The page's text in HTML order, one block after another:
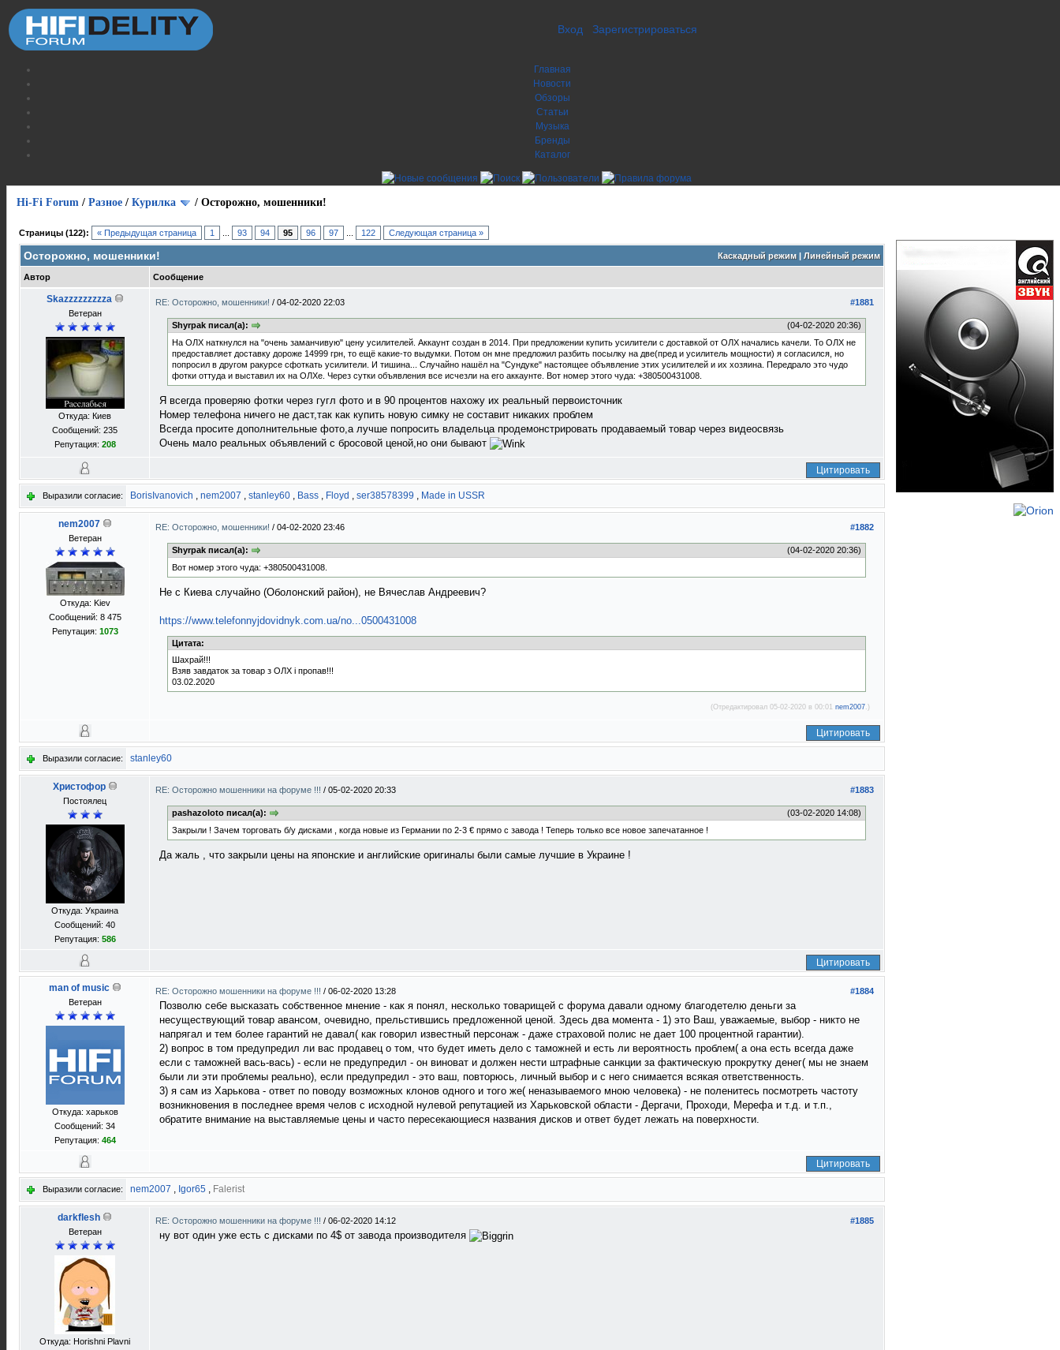
Вход Зарегистрироваться
Главная
Новости
Обзоры
Статьи
Музыка
Бренды
Каталог
Hi-Fi Forum / Разное / Курилка / Осторожно, мошенники!
Страницы (122): « Предыдущая страница 1 93 94 95 96 97 122 Следующая страница »
Каскадный режим| Линейный режим
Осторожно, мошенники!
Автор Сообщение
Skazzzzzzzzza
Ветеран
Откуда: Киев
Сообщений: 235
Репутация: 208
#1881
RE: Осторожно, мошенники! / 04-02-2020 22:03
(04-02-2020 20:36)
Shyrpak писал(а):
На ОЛХ наткнулся на "очень заманчивую" цену усилителей. Аккаунт создан в 2014. При предложении купить усилители с доставкой от ОЛХ начались качели. То ОЛХ не
предоставляет доставку дороже 14999 грн, то ещё какие-то выдумки. Потом он мне предложил разбить посылку на две(пред и усилитель мощности) я согласился, но
попросил в другом ракурсе сфоткать усилители. И тишина... Случайно нашёл на "Сундуке" настоящее объявление этих усилителей и их хозяина. Передрало это чудо
фотки оттуда и выставил их на ОЛХе. Через сутки объявления все исчезли на его аккаунте. Вот номер этого чуда: +380500431008.
Я всегда проверяю фотки через гугл фото и в 90 процентов нахожу их реальный первоисточник
Номер телефона ничего не даст,так как купить новую симку не составит никаких проблем
Всегда просите дополнительные фото,а лучше попросить владельца продемонстрировать продаваемый товар через видеосвязь
Очень мало реальных объявлений с бросовой ценой,но они бывают
Цитировать
Выразили согласие: BorisIvanovich , nem2007 , stanley60 , Bass , Floyd , ser38578399 , Made in USSR
nem2007
Ветеран
Откуда: Kiev
Сообщений: 8 475
Репутация: 1073
#1882
RE: Осторожно, мошенники! / 04-02-2020 23:46
(04-02-2020 20:36)
Shyrpak писал(а):
Вот номер этого чуда: +380500431008.
Не с Киева случайно (Оболонский район), не Вячеслав Андреевич?
https://www.telefonnyjdovidnyk.com.ua/no...0500431008
Цитата:
Шахрай!!!
Взяв завдаток за товар з ОЛХ і пропав!!!
03.02.2020
(Отредактировал 05-02-2020 в 00:01 nem2007.)
Цитировать
Выразили согласие: stanley60
Христофор
Постоялец
Откуда: Украина
Сообщений: 40
Репутация: 586
#1883
RE: Осторожно мошенники на форуме !!! / 05-02-2020 20:33
(03-02-2020 14:08)
pashazoloto писал(а):
Закрыли ! Зачем торговать б/у дисками , когда новые из Германии по 2-3 € прямо с завода ! Теперь только все новое запечатанное !
Да жаль , что закрыли цены на японские и английские оригиналы были самые лучшие в Украине !
Цитировать
man of music
Ветеран
Откуда: харьков
Сообщений: 34
Репутация: 464
#1884
RE: Осторожно мошенники на форуме !!! / 06-02-2020 13:28
Позволю себе высказать собственное мнение - как я понял, несколько товарищей с форума давали одному благодетелю деньги за
несуществующий товар авансом, очевидно, прельстившись предложенной ценой. Здесь два момента - 1) это Ваш, уважаемые, выбор - никто не
напрягал и тем более гарантий не давал( как говорил известный персонаж - даже страховой полис не дает 100 процентной гарантии).
2) вопрос в том предупредил ли вас продавец о том, что будет иметь дело с таможней и есть ли вероятность проблем( а она есть всегда даже
если с таможней вась-вась) - если не предупредил - он виноват и должен нести штрафные санкции за фактическую прокрутку денег( мы не знаем
были ли эти проблемы реально), если предупредил - это ваш, повторюсь, личный выбор и с него снимается всякая ответственность.
3) я сам из Харькова - ответ по поводу возможных клонов одного и того же( неназываемого мною человека) - не поленитесь посмотреть частоту
возникновения в последнее время челов с исходной нулевой репутацией из Харьковской области - Дергачи, Проходи, Мерефа и т.д. и т.п.,
обратите внимание на выставляемые цены и часто пересекающиеся названия дисков и ответ будет лежать на поверхности.
Цитировать
Выразили согласие: nem2007 , Igor65 , Falerist
darkflesh
Ветеран
Откуда: Horishni Plavni
#1885
RE: Осторожно мошенники на форуме !!! / 06-02-2020 14:12
ну вот один уже есть с дисками по 4$ от завода производителя